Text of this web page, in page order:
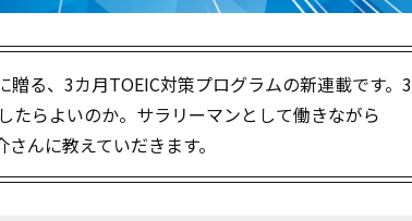
贈る、3カ月TOEIC対策プログラムの新連載です。3
らよいのか。サラリーマンとして働きながら
んに教えていだきます。